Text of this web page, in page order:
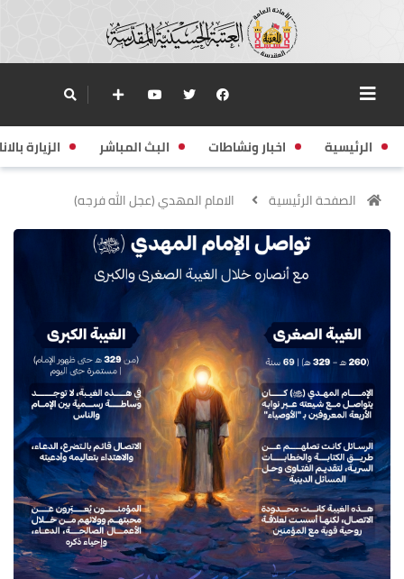
الرئيسية اخبار ونشاطات البث المباشر الزيارة
الصفحة الرئيسية الامام المهدي (عجل الله فرجه)